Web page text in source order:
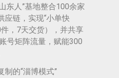
东人”基地整合100余家
应链，实现“小单快
，7天交货），并共享
号矩阵流量，赋能300
制的“淄博模式”